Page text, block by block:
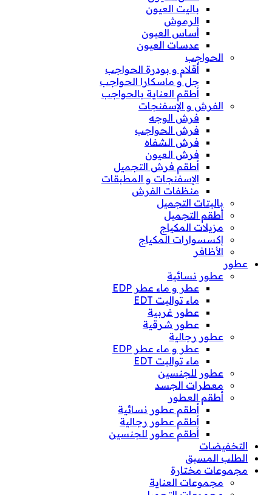
باليت العيون
الرموش
أساس العيون
عدسات العيون
الحواجب
أقلام و بودرة الحواجب
جل و ماسكارا الحواجب
أطقم العناية بالحواجب
الفرش و الإسفنجات
فرش الوجه
فرش الحواجب
فرش الشفاه
فرش العيون
أطقم فرش التجميل
الإسفنجات و المطبقات
منظفات الفرش
باليتات التجميل
أطقم التجميل
مزيلات المكياج
إكسسوارات المكياج
الأظافر
عطور
عطور نسائية
عطر و ماء عطر EDP
ماء تواليت EDT
عطور غربية
عطور شرقية
عطور رجالية
عطر و ماء عطر EDP
ماء تواليت EDT
عطور للجنسين
معطرات الجسد
أطقم العطور
أطقم عطور نسائية
أطقم عطور رجالية
أطقم عطور للجنسين
التخفيضات
الطلب المسبق
مجموعات مختارة
مجموعات العناية